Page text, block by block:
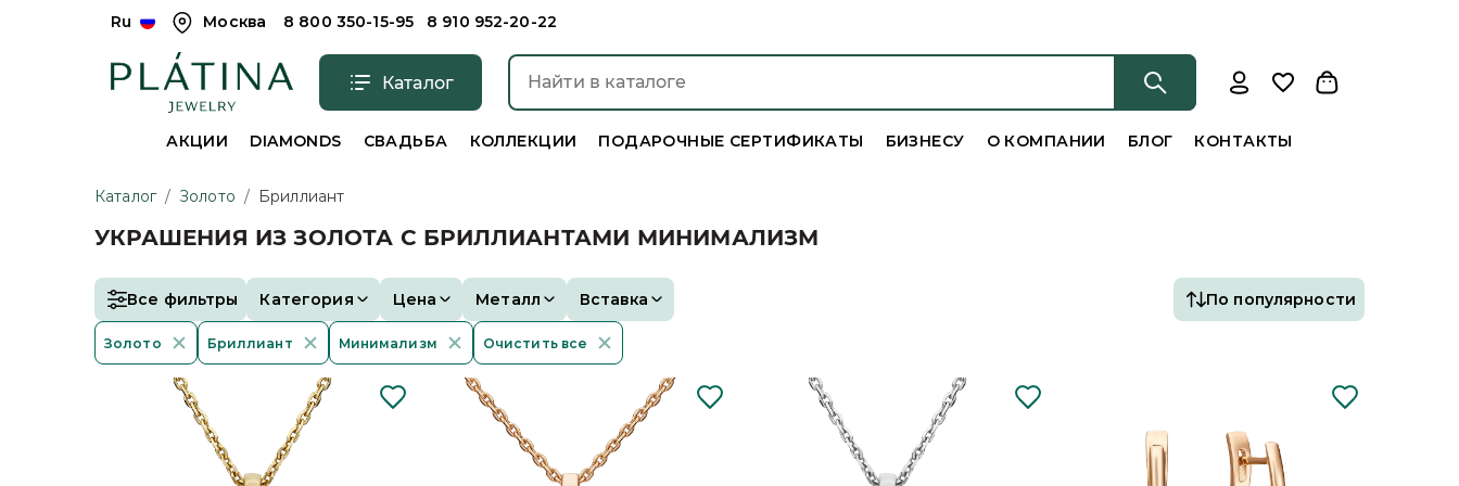
Ru Москва 8 800 350-15-95 8 910 952-20-22
Каталог
АКЦИИ DIAMONDS СВАДЬБА КОЛЛЕКЦИИ ПОДАРОЧНЫЕ СЕРТИФИКАТЫ БИЗНЕСУ О КОМПАНИИ БЛОГ КОНТАКТЫ
Каталог / Золото / Бриллиант
УКРАШЕНИЯ ИЗ ЗОЛОТА С БРИЛЛИАНТАМИ МИНИМАЛИЗМ
Все фильтры Категория Цена Металл Вставка По популярности
Золото Бриллиант Минимализм Очистить все